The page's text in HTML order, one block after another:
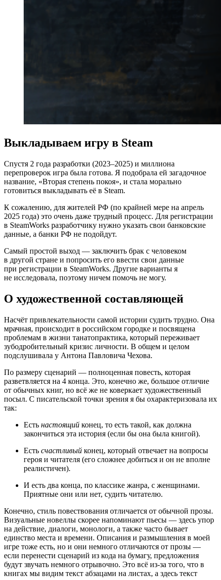
Выкладываем игру в Steam
Спустя 2 года разработки (2023–2025) и миллиона
перепроверок игра была готова. Я подобрала ей загадочное
название, «Вторая степень покоя», и стала морально
готовиться выкладывать её в Steam.
К сожалению, для жителей РФ (по крайней мере на апрель
2025 года) это очень даже трудный процесс. Для регистрации
в SteamWorks разработчику нужно указать свои банковские
данные, а банки РФ не подойдут.
Самый простой выход — заключить брак с человеком
в другой стране и попросить его ввести свои данные
при регистрации в SteamWorks. Другие варианты я
не исследовала, поэтому ничем помочь не могу.
О художественной составляющей
Насчёт привлекательности самой истории судить трудно. Она
мрачная, происходит в российском городке и посвящена
проблемам в жизни танатопрактика, который переживает
зубодробительный кризис личности. В общем и целом
подслушивала у Антона Павловича Чехова.
По размеру сценарий — полноценная повесть, которая
разветвляется на 4 конца. Это, конечно же, большое отличие
от обычных книг, но всё же не коверкает художественный
посыл. С писательской точки зрения я бы охарактеризовала их
так:
Есть настоящий конец, то есть такой, как должна
закончиться эта история (если бы она была книгой).
Есть счастливый конец, который отвечает на вопросы
героя и читателя (его сложнее добиться и он не вполне
реалистичен).
И есть два конца, по классике жанра, с женщинами.
Приятные они или нет, судить читателю.
Конечно, стиль повествования отличается от обычной прозы.
Визуальные новеллы скорее напоминают пьесы — здесь упор
на действие, диалоги, монологи, а также часто бывает
единство места и времени. Описания и размышления в моей
игре тоже есть, но и они немного отличаются от прозы —
если перенести сценарий из кода на бумагу, предложения
будут звучать немного отрывочно. Это всё из-за того, что в
книгах мы видим текст абзацами на листах, а здесь текст